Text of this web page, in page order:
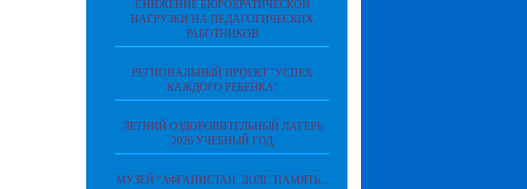
СНИЖЕНИЕ БЮРОКРАТИЧЕСКОЙ
НАГРУЗКИ НА ПЕДАГОГИЧЕСКИХ
РАБОТНИКОВ
РЕГИОНАЛЬНЫЙ ПРОЕКТ "УСПЕХ
КАЖДОГО РЕБЕНКА"
ЛЕТНИЙ ОЗДОРОВИТЕЛЬНЫЙ ЛАГЕРЬ
2026 УЧЕБНЫЙ ГОД
МУЗЕЙ "АФГАНИСТАН, ДОЛГ, ПАМЯТЬ...